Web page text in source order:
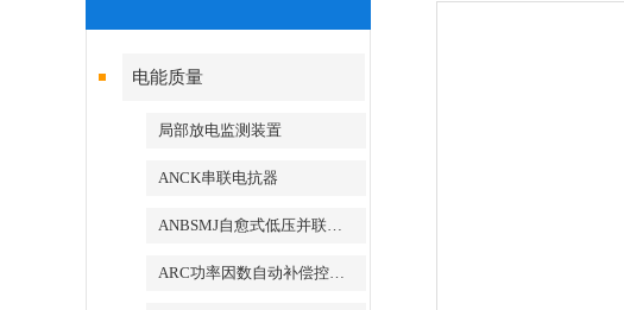
电能质量
局部放电监测装置
ANCK串联电抗器
ANBSMJ自愈式低压并联电容器
ARC功率因数自动补偿控制器